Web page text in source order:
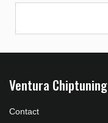
Ventura Chiptuning
Contact